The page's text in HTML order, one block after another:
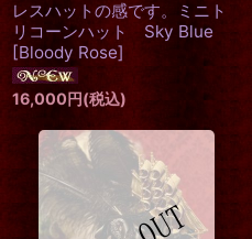
レスハットの感です。ミニト
リコーンハット Sky Blue
[Bloody Rose]
16,000円(税込)